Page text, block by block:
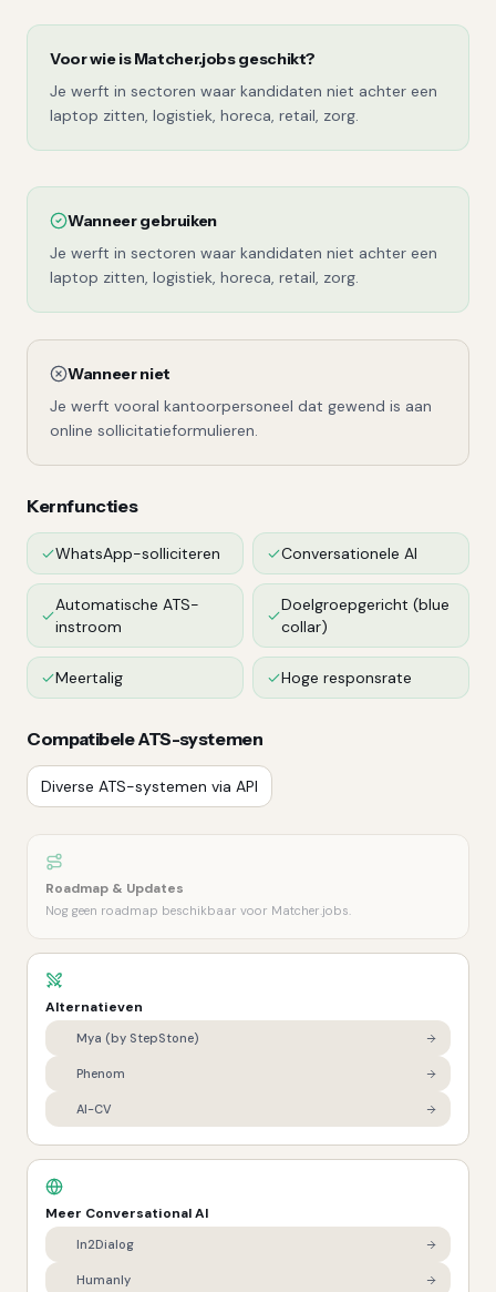
Voor wie isMatcher.jobsgeschikt?
Je werft in sectoren waar kandidaten niet achter een
laptop zitten, logistiek, horeca, retail, zorg.
Wanneer gebruiken
Je werft in sectoren waar kandidaten niet achter een
laptop zitten, logistiek, horeca, retail, zorg.
Wanneer niet
Je werft vooral kantoorpersoneel dat gewend is aan
online sollicitatieformulieren.
Kernfuncties
WhatsApp-solliciteren Conversationele AI
Automatische ATS-
instroom
Doelgroepgericht (blue
collar)
Meertalig Hoge responsrate
Compatibele ATS-systemen
Diverse ATS-systemen via API
Roadmap & Updates
Nog geen roadmap beschikbaar voor Matcher.jobs.
Alternatieven
Mya (by StepStone)
Phenom
AI-CV
Meer Conversational AI
In2Dialog
Humanly